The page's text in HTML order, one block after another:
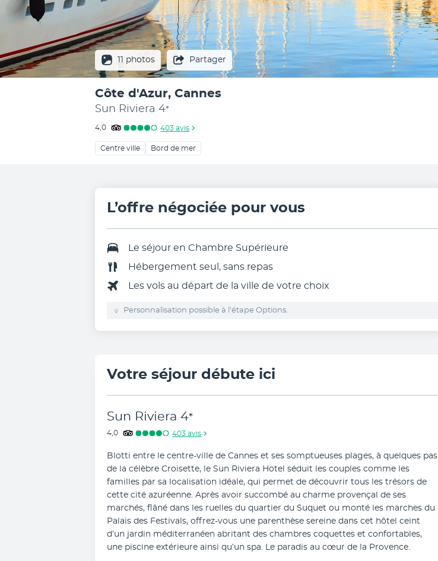
11 photos Partager
Côte d'Azur, Cannes
Sun Riviera 4*
4,0 403 avis
Centre ville Bord de mer
L’offre négociée pour vous
Le séjour en Chambre Supérieure
Hébergement seul, sans repas
Les vols au départ de la ville de votre choix
Personnalisation possible à l’étape Options.
Votre séjour débute ici
Sun Riviera 4*
4,0 403 avis
Blotti entre le centre-ville de Cannes et ses somptueuses plages, à quelques pas
de la célèbre Croisette, le Sun Riviera Hotel séduit les couples comme les
familles par sa localisation idéale, qui permet de découvrir tous les trésors de
cette cité azuréenne. Après avoir succombé au charme provençal de ses
marchés, flâné dans les ruelles du quartier du Suquet ou monté les marches du
Palais des Festivals, offrez-vous une parenthèse sereine dans cet hôtel ceint
d’un jardin méditerranéen abritant des chambres coquettes et confortables,
une piscine extérieure ainsi qu’un spa. Le paradis au cœur de la Provence.